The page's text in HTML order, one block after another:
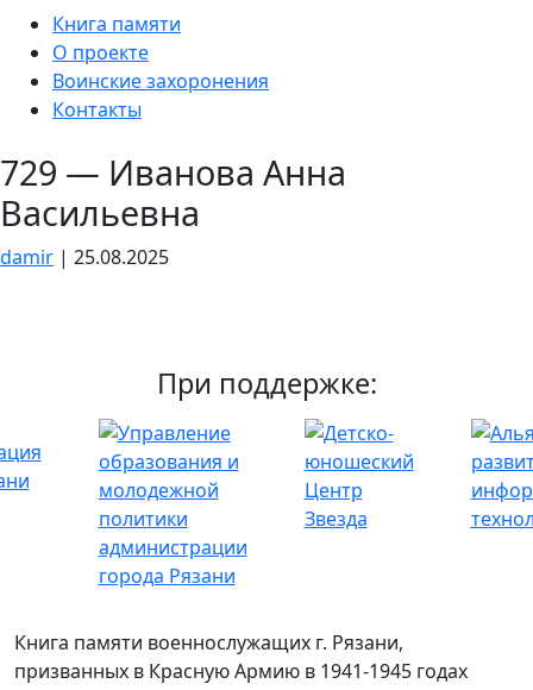
content
Книга памяти
О проекте
Воинские захоронения
Контакты
729 — Иванова Анна
Васильевна
damir | 25.08.2025
При поддержке:
Книга памяти военнослужащих г. Рязани,
призванных в Красную Армию в 1941-1945 годах